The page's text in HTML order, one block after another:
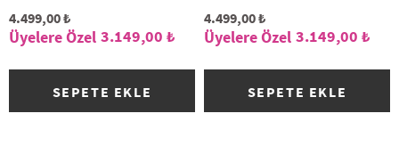
4.499,00 ₺
3.149,00 ₺
SEPETE EKLE
4.499,00 ₺
3.149,00 ₺
SEPETE EKLE